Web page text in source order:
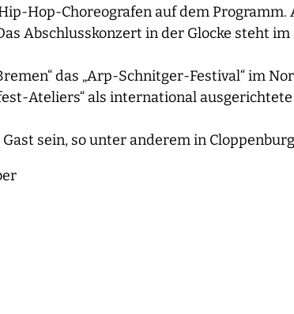
Hop-Choreografen auf dem
Abschlusskonzert in der Glocke steht
das „Arp-Schnitger-Festival“ im
Ateliers“ als international
sein, so unter anderem in